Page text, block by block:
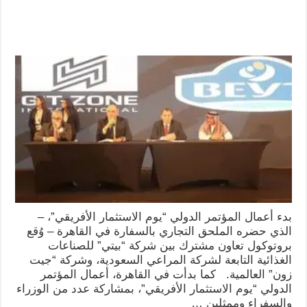
بدء أعمال المؤتمر الدولي “يوم الاستثمار الأفريقي”، –
الذي حضره الملحق التجاري بالسفارة في القاهرة – وُقع
بروتوكول تعاون مشترك بين شركة “بيتي” للصناعات
الغذائية التابعة لشركة المراعي السعودية، وشركة “جيت
زون” العالمية. كما بدأت في القاهرة، أعمال المؤتمر
الدولي “يوم الاستثمار الأفريقي”، بمشاركة عدد من الوزراء
والسفراء وممثلين …